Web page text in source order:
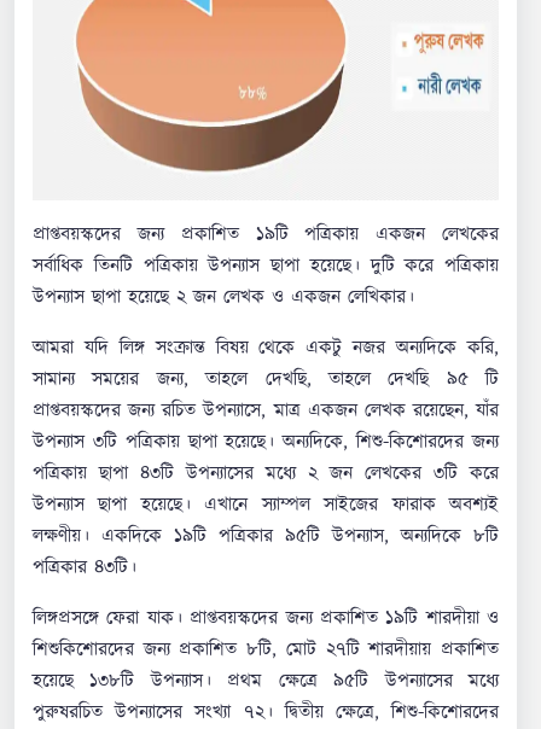
প্রাপ্তবয়স্কদের জন্য প্রকাশিত ১৯টি পত্রিকায় একজন লেখকের
সর্বাধিক তিনটি পত্রিকায় উপন্যাস ছাপা হয়েছে। দুটি করে পত্রিকায়
উপন্যাস ছাপা হয়েছে ২ জন লেখক ও একজন লেখিকার।
আমরা যদি লিঙ্গ সংক্রান্ত বিষয় থেকে একটু নজর অন্যদিকে করি,
সামান্য সময়ের জন্য, তাহলে দেখছি, তাহলে দেখছি ৯৫ টি
প্রাপ্তবয়স্কদের জন্য রচিত উপন্যাসে, মাত্র একজন লেখক রয়েছেন, যাঁর
উপন্যাস ৩টি পত্রিকায় ছাপা হয়েছে। অন্যদিকে, শিশু-কিশোরদের জন্য
পত্রিকায় ছাপা ৪৩টি উপন্যাসের মধ্যে ২ জন লেখকের ৩টি করে
উপন্যাস ছাপা হয়েছে। এখানে স্যাম্পল সাইজের ফারাক অবশ্যই
লক্ষণীয়। একদিকে ১৯টি পত্রিকার ৯৫টি উপন্যাস, অন্যদিকে ৮টি
পত্রিকার ৪৩টি।
লিঙ্গপ্রসঙ্গে ফেরা যাক। প্রাপ্তবয়স্কদের জন্য প্রকাশিত ১৯টি শারদীয়া ও
শিশুকিশোরদের জন্য প্রকাশিত ৮টি, মোট ২৭টি শারদীয়ায় প্রকাশিত
হয়েছে ১৩৮টি উপন্যাস। প্রথম ক্ষেত্রে ৯৫টি উপন্যাসের মধ্যে
পুরুষরচিত উপন্যাসের সংখ্যা ৭২। দ্বিতীয় ক্ষেত্রে, শিশু-কিশোরদের